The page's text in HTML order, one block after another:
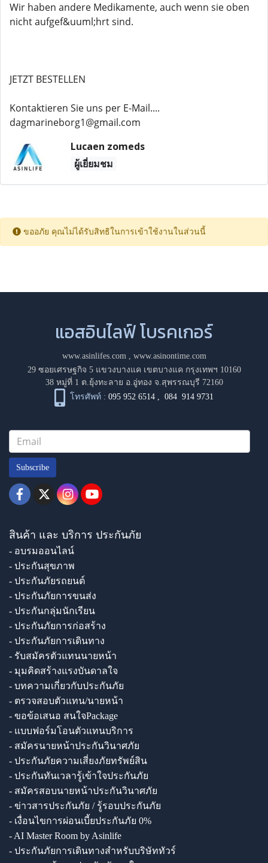
Wir haben andere Medikamente, auch wenn sie oben
nicht aufgef&uuml;hrt sind.
JETZT BESTELLEN
Kontaktieren Sie uns per E-Mail....
dagmarineborg1@gmail.com
Lucaen zomeds
ผู้เยี่ยมชม
ขออภัย คุณไม่ได้รับสิทธิในการเข้าใช้งานในส่วนนี้
แอสอินไลฟ์ โบรคเกอร์
www.asinlifes.com, www.asinontime.com
29 ซอยเศรษฐกิจ 5 แขวงบางแค เขตบางแค กรุงเทพฯ 10160
38 หมู่ที่ 1 ต.ยุ้งทะลาย อ.อู่ทอง จ.สุพรรณบุรี 72160
โทรศัพท์ : 095 952 6514 ,084 914 9731
Subscribe
สินค้า และ บริการ ประกันภัย
- อบรมออนไลน์
- ประกันสุขภาพ
- ประกันภัยรถยนต์
- ประกันภัยการขนส่ง
- ประกันกลุ่มนักเรียน
- ประกันภัยการก่อสร้าง
- ประกันภัยการเดินทาง
- รับสมัครตัวแทนนายหน้า
- มุมคิดสร้างแรงบันดาลใจ
- บทความเกี่ยวกับประกันภัย
- ตรวจสอบตัวแทน/นายหน้า
- ขอข้อเสนอ สนใจPackage
- แบบฟอร์มโอนตัวแทนบริการ
- สมัครนายหน้าประกันวินาศภัย
- ประกันภัยความเสี่ยงภัยทรัพย์สิน
- ประกันทันเวลารู้เข้าใจประกันภัย
- สมัครสอบนายหน้าประกันวินาศภัย
- ข่าวสารประกันภัย / รู้รอบประกันภัย
- เงื่อนไขการผ่อนเบี้ยประกันภัย 0%
- AI Master Room by Asinlife
- ประกันภัยการเดินทางสำหรับบริษัททัวร์